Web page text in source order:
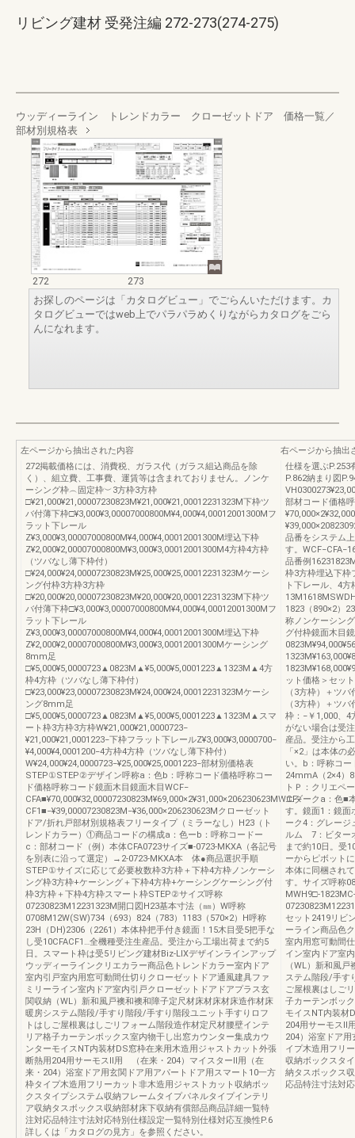
リビング建材 受発注編 272-273(274-275)
ウッディーライン トレンドカラー クローゼットドア 価格一覧／
部材別規格表
272
273
お探しのページは「カタログビュー」でごらんいただけます。カ
タログビューではweb上でパラパラめくりながらカタログをごら
んになれます。
左ページから抽出された内容
272掲載価格には、消費税、ガラス代（ガラス組込商品を除
く）、組立費、工事費、運賃等は含まれておりません。ノンケ
ーシング枠︵固定枠︶3方枠3方枠
□¥21,000¥21,00007230823M¥21,000¥21,00012231323M下枠ツ
バ付薄下枠□¥3,000¥3,00007000800M¥4,000¥4,00012001300Mフ
ラット下レール
Z¥3,000¥3,00007000800M¥4,000¥4,00012001300M埋込下枠
Z¥2,000¥2,00007000800M¥3,000¥3,00012001300M4方枠4方枠
（ツバなし薄下枠付）
□¥24,000¥24,00007230823M¥25,000¥25,00012231323Mケーシ
ング付枠3方枠3方枠
□¥20,000¥20,00007230823M¥20,000¥20,00012231323M下枠ツ
バ付薄下枠□¥3,000¥3,00007000800M¥4,000¥4,00012001300Mフ
ラット下レール
Z¥3,000¥3,00007000800M¥4,000¥4,00012001300M埋込下枠
Z¥2,000¥2,00007000800M¥3,000¥3,00012001300Mケーシング
8mm足
□¥5,000¥5,0000723▲0823M▲¥5,000¥5,0001223▲1323M▲4方
枠4方枠（ツバなし薄下枠付）
□¥23,000¥23,00007230823M¥24,000¥24,00012231323Mケーシ
ング8mm足
□¥5,000¥5,0000723▲0823M▲¥5,000¥5,0001223▲1323M▲スマ
ート枠3方枠3方枠W¥21,000¥21,0000723−
¥21,000¥21,0001223−下枠フラット下レールZ¥3,000¥3,0000700−
¥4,000¥4,0001200−4方枠4方枠（ツバなし薄下枠付）
W¥24,000¥24,0000723−¥25,000¥25,0001223−部材別価格表
STEP①STEP②デザイン呼称a：色b：呼称コード価格呼称コー
ド価格呼称コード鏡面木目鏡面木目WCF‒
CFA■¥70,000¥32,00007230823M¥69,000×2¥31,000×206230623MWCF‒
CF1■−¥39,00007230823M−¥36,000×206230623Mクローゼット
ドア/折れ戸部材別規格表フリータイプ（ミラーなし）H23（ト
レンドカラー）①商品コードの構成a：色ーb：呼称コードー
c：部材コード（例）本体CFA0723サイズ■-0723-MKXA（各記号
を別表に沿って選定）→2-0723-MKXA本 体●商品選択手順
STEP①サイズに応じて必要枚数枠3方枠＋下枠4方枠ノンケーシ
ング枠3方枠+ケーシング＋下枠4方枠+ケーシングケーシング付
枠3方枠＋下枠4方枠スマート枠STEP②サイズ呼称
07230823M12231323M開口図H23基本寸法（㎜）W呼称
0708M12W(SW)734（693）824（783）1183（570×2）H呼称
23H（DH)2306（2261）本体枠把手付き鏡面！15木目受5把手な
し受10CFACF1…全機種受注生産品。受注から工場出荷まで約5
日。スマート枠は受5リビング建材Biz-LIXデザインラインアップ
ウッディーラインクリエカラー商品色トレンドカラー室内ドア
室内引戸室内用窓可動間仕切りクローゼットドア通風建具ファ
ミリーライン室内ドア室内引戸クローゼットドアドアプラス玄
関収納（WL）新和風戸襖和襖和障子定尺材床材床材床造作材床
暖房システム階段/手すり階段/手すり階段ユニット手すりロフ
トはしご屋根裏はしごリフォーム階段造作材定尺材腰壁インテ
リア格子カーテンボックス室内物干し出窓カウンター集成カウ
ンターモイスNT内装材DS窓枠在来用木造用ジャストカット外張
断熱用204用サーモスⅡ用 （在来・204）マイスターⅡ用（在
来・204）浴室ドア用玄関ドア用アパートドア用スマート10一方
枠タイプ木造用フリーカット非木造用ジャストカット収納ボッ
クスタイプシステム収納フレームタイプパネルタイプインテリ
ア収納タスボックス収納部材床下収納有償部品商品詳細一覧特
注対応品特注寸法対応特別仕様設定一覧特別仕様対応互換性P.6
詳しくは「カタログの見方」を参照ください。
右ページから抽出
仕様を選ぶP.253
P.862納まり図
部材コード価格
品番をシステム
す。
品番例
枠3方枠埋込下枠
ト下レール、4
1823（890×2）
称ノンケーシン
グ付枠鏡面木目
ット価格＞セッ
（3方枠）＋ツ
（3方枠）＋ツ
枠：−￥1,000、4
がない場合は受
産品。受注から
「×2」は本体の
い。b：呼称コ
24mmA（2×4）
トＰ：クリエペ
エダークa：色■
す。鏡面1：鏡
ーク4：グレー
ルム 7：ビター
まで約10日。受
ーからピボット
本体に同梱され
す。サイズ呼称
MWH9□-
セット2419リビ
ーライン商品色
室内用窓可動間
イン室内ドア室
（WL）新和風
ステム階段/手す
ご屋根裏はしご
子カーテンボッ
モイスNT内装材
204用サーモスⅡ
204）浴室ドア
イプ木造用フリ
収納ボックスタ
納タスボックス
応品特注寸法対